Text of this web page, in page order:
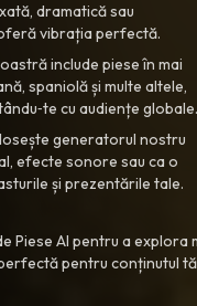
dramatică sau
vibrația perfectă.
include piese în mai
spaniolă și multe altele,
cu audiențe globale.
generatorul nostru
efecte sonore sau ca o
și prezentările tale.
Piese AI pentru a
pentru conținutul